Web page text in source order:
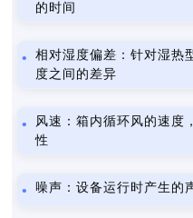
的时间
相对湿度偏差：针对湿热
度之间的差异
风速：箱内循环风的速度
性
噪声：设备运行时产生的